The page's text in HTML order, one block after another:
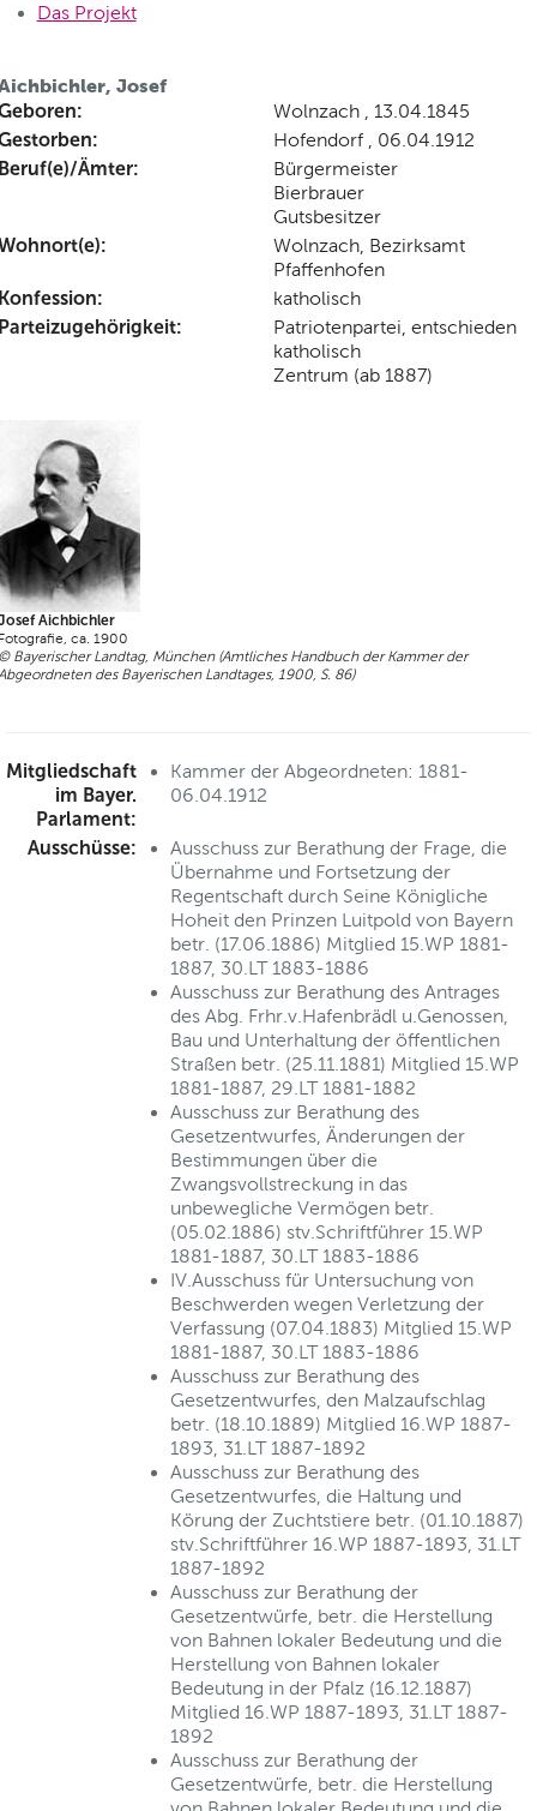
Das Projekt
Josef
Wolnzach , 13.04.1845
Hofendorf , 06.04.1912
Ämter:
Bürgermeister
Bierbrauer
Gutsbesitzer
Wolnzach, Bezirksamt
Pfaffenhofen
katholisch
Patriotenpartei, entschieden
katholisch
Zentrum (ab 1887)
Aichbichler
ca. 1900
Bayerischer Landtag, München (Amtliches Handbuch der Kammer der
des Bayerischen Landtages, 1900, S. 86)
Mitgliedschaft
im Bayer.
Parlament:
Kammer der Abgeordneten: 1881-
06.04.1912
Ausschüsse:
Ausschuss zur Berathung der Frage, die
Übernahme und Fortsetzung der
Regentschaft durch Seine Königliche
Hoheit den Prinzen Luitpold von Bayern
betr. (17.06.1886) Mitglied 15.WP 1881-
1887, 30.LT 1883-1886
Ausschuss zur Berathung des Antrages
des Abg. Frhr.v.Hafenbrädl u.Genossen,
Bau und Unterhaltung der öffentlichen
Straßen betr. (25.11.1881) Mitglied 15.WP
1881-1887, 29.LT 1881-1882
Ausschuss zur Berathung des
Gesetzentwurfes, Änderungen der
Bestimmungen über die
Zwangsvollstreckung in das
unbewegliche Vermögen betr.
(05.02.1886) stv.Schriftführer 15.WP
1881-1887, 30.LT 1883-1886
IV.Ausschuss für Untersuchung von
Beschwerden wegen Verletzung der
Verfassung (07.04.1883) Mitglied 15.WP
1881-1887, 30.LT 1883-1886
Ausschuss zur Berathung des
Gesetzentwurfes, den Malzaufschlag
betr. (18.10.1889) Mitglied 16.WP 1887-
1893, 31.LT 1887-1892
Ausschuss zur Berathung des
Gesetzentwurfes, die Haltung und
Körung der Zuchtstiere betr. (01.10.1887)
stv.Schriftführer 16.WP 1887-1893, 31.LT
1887-1892
Ausschuss zur Berathung der
Gesetzentwürfe, betr. die Herstellung
von Bahnen lokaler Bedeutung und die
Herstellung von Bahnen lokaler
Bedeutung in der Pfalz (16.12.1887)
Mitglied 16.WP 1887-1893, 31.LT 1887-
1892
Ausschuss zur Berathung der
Gesetzentwürfe, betr. die Herstellung